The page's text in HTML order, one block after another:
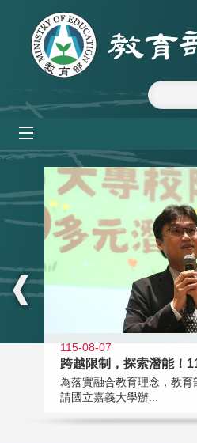
跳到主要內容區塊
:::
115-08-07
跨越限制，探索潛能！
為落實融合教育理念，教
請國立嘉義大學辦...